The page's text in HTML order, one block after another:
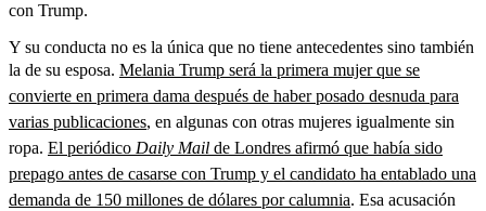
con Trump.
Y su conducta no es la única que no tiene antecedentes sino también
la de su esposa. Melania Trump será la primera mujer que se
convierte en primera dama después de haber posado desnuda para
varias publicaciones, en algunas con otras mujeres igualmente sin
ropa. El periódico Daily Mail de Londres afirmó que había sido
prepago antes de casarse con Trump y el candidato ha entablado una
demanda de 150 millones de dólares por calumnia. Esa acusación